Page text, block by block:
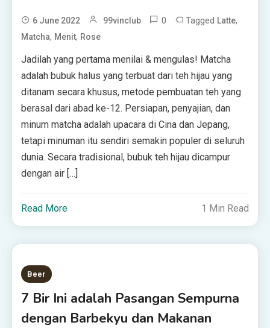
6 June 2022 99vinclub 0 Tagged Latte,
Matcha, Menit, Rose
Jadilah yang pertama menilai & mengulas! Matcha
adalah bubuk halus yang terbuat dari teh hijau yang
ditanam secara khusus, metode pembuatan teh yang
berasal dari abad ke-12. Persiapan, penyajian, dan
minum matcha adalah upacara di Cina dan Jepang,
tetapi minuman itu sendiri semakin populer di seluruh
dunia. Secara tradisional, bubuk teh hijau dicampur
dengan air […]
Read More 1 Min Read
Beer
7 Bir Ini adalah Pasangan Sempurna
dengan Barbekyu dan Makanan